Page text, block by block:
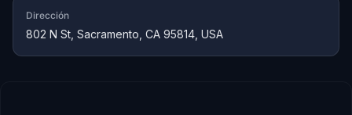
Dirección
802 N St, Sacramento, CA 95814, USA